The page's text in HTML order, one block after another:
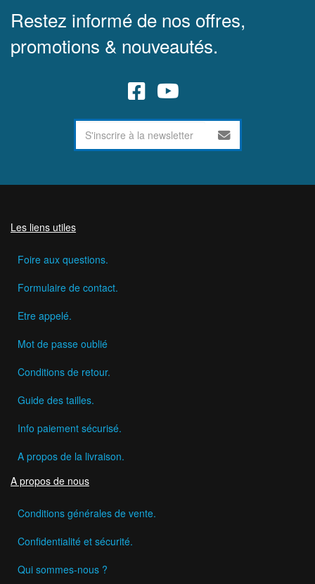
Restez informé de nos offres,
promotions & nouveautés.
Les liens utiles
Foire aux questions.
Formulaire de contact.
Etre appelé.
Mot de passe oublié
Conditions de retour.
Guide des tailles.
Info paiement sécurisé.
A propos de la livraison.
A propos de nous
Conditions générales de vente.
Confidentialité et sécurité.
Qui sommes-nous ?